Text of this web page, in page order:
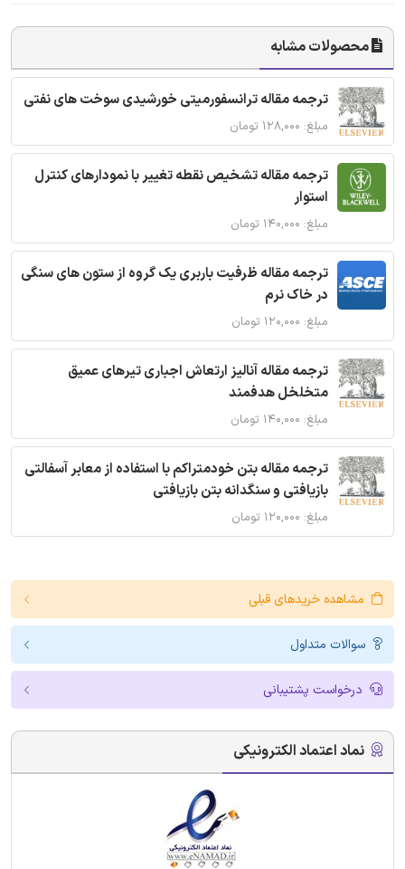
محصولات مشابه
ترجمه مقاله ترانسفورمیتی خورشیدی سوخت های نفتی
مبلغ: ۱۲۸,۰۰۰ تومان
ترجمه مقاله تشخیص نقطه تغییر با نمودارهای کنترل
استوار
مبلغ: ۱۴۰,۰۰۰ تومان
ترجمه مقاله ظرفیت باربری یک گروه از ستون های سنگی
در خاک نرم
مبلغ: ۱۲۰,۰۰۰ تومان
ترجمه مقاله آنالیز ارتعاش اجباری تیرهای عمیق
متخلخل هدفمند
مبلغ: ۱۴۰,۰۰۰ تومان
ترجمه مقاله بتن خودمتراکم با استفاده از معابر آسفالتی
بازیافتی و سنگدانه بتن بازیافتی
مبلغ: ۱۲۰,۰۰۰ تومان
مشاهده خریدهای قبلی
سوالات متداول
درخواست پشتیبانی
نماد اعتماد الکترونیکی